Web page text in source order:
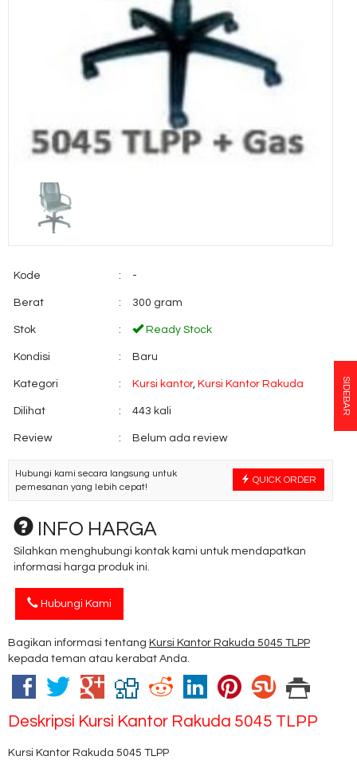
Kode : -
Berat : 300 gram
Stok : Ready Stock
Kondisi : Baru
Kategori : Kursi kantor, Kursi Kantor Rakuda
Dilihat : 443 kali
Review : Belum ada review
QUICK ORDER
Hubungi kami secara langsung untuk
pemesanan yang lebih cepat!
INFO HARGA
Silahkan menghubungi kontak kami untuk mendapatkan
informasi harga produk ini.
Hubungi Kami
Bagikan informasi tentang Kursi Kantor Rakuda 5045 TLPP
kepada teman atau kerabat Anda.
Deskripsi Kursi Kantor Rakuda 5045 TLPP
Kursi Kantor Rakuda 5045 TLPP
SIDEBAR